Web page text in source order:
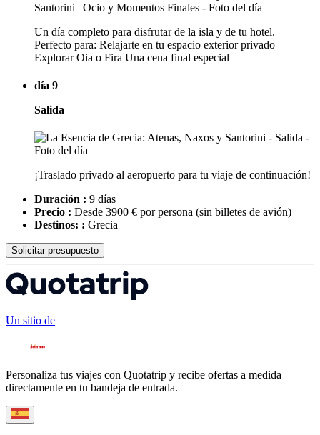
Un día completo para disfrutar de la isla y de tu hotel.
Perfecto para: Relajarte en tu espacio exterior privado
Explorar Oia o Fira Una cena final especial
día 9
Salida
¡Traslado privado al aeropuerto para tu viaje de continuación!
Duración : 9 días
Precio : Desde 3900 € por persona (sin billetes de avión)
Destinos: : Grecia
Solicitar presupuesto
Un sitio de
Personaliza tus viajes con Quotatrip y recibe ofertas a medida
directamente en tu bandeja de entrada.